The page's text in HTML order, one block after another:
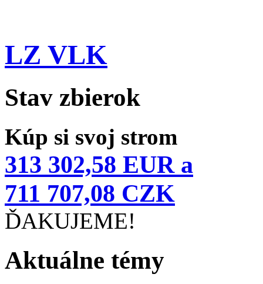
LZ VLK
Stav zbierok
Kúp si svoj strom
313 302,58 EUR a
711 707,08 CZK
ĎAKUJEME!
Aktuálne témy